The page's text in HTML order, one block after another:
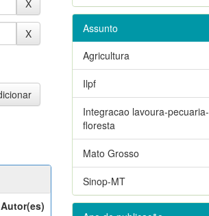
Autor(es)
Assunto
Agricultura
Ilpf
Integracao lavoura-pecuaria-
floresta
Mato Grosso
Sinop-MT